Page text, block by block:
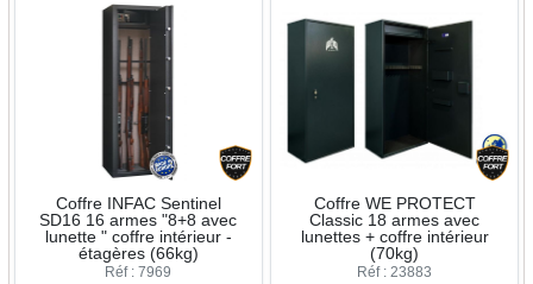
Coffre INFAC Sentinel
SD16 16 armes "8+8 avec
lunette " coffre intérieur -
étagères (66kg)
Réf : 7969
Coffre WE PROTECT
Classic 18 armes avec
lunettes + coffre intérieur
(70kg)
Réf : 23883